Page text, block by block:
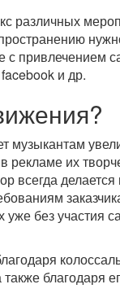
различных
с привлечением
и др.
музыкантам
рекламе их
всегда делается
уже без участия
благодаря